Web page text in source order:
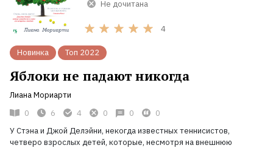
Не дочитана
4
Новинка Топ 2022
Яблоки не падают никогда
Лиана Мориарти
0
6 4 0 0
0
У Стэна и Джой Делэйни, некогда известных теннисистов,
четверо взрослых детей, которые, несмотря на внешнюю